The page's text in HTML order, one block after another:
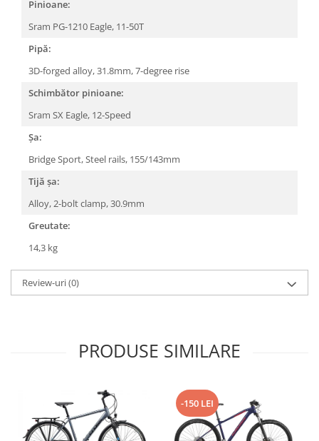
Pinioane:
Sram PG-1210 Eagle, 11-50T
Pipă:
3D-forged alloy, 31.8mm, 7-degree rise
Schimbător pinioane:
Sram SX Eagle, 12-Speed
Șa:
Bridge Sport, Steel rails, 155/143mm
Tijă șa:
Alloy, 2-bolt clamp, 30.9mm
Greutate:
14,3 kg
Review-uri(0)
PRODUSE SIMILARE
-150 LEI